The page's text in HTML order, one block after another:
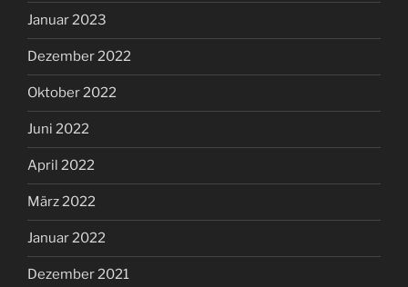
Januar 2023
Dezember 2022
Oktober 2022
Juni 2022
April 2022
März 2022
Januar 2022
Dezember 2021